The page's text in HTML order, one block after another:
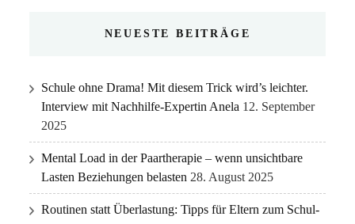
NEUESTE BEITRÄGE
Schule ohne Drama! Mit diesem Trick wird’s leichter.
Interview mit Nachhilfe-Expertin Anela 12. September
2025
Mental Load in der Paartherapie – wenn unsichtbare
Lasten Beziehungen belasten 28. August 2025
Routinen statt Überlastung: Tipps für Eltern zum Schul-